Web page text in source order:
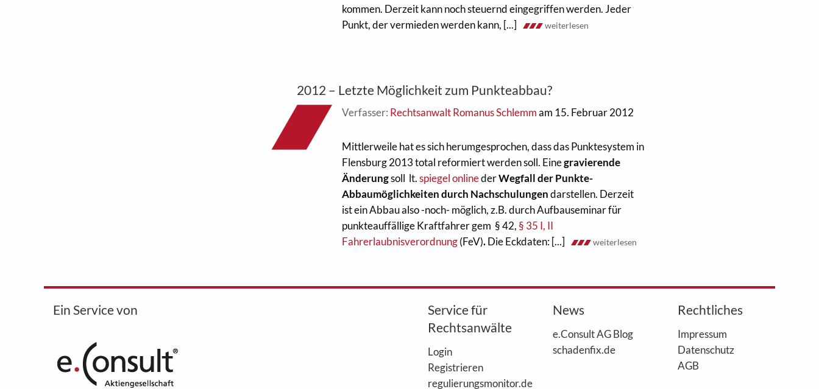
kommen. Derzeit kann noch steuernd eingegriffen werden. Jeder
Punkt, der vermieden werden kann, [...]
weiterlesen
2012 – Letzte Möglichkeit zum Punkteabbau?
Verfasser: Rechtsanwalt Romanus Schlemmam 15. Februar 2012
Mittlerweile hat es sich herumgesprochen, dass das Punktesystem in
Flensburg 2013 total reformiert werden soll. Einegravierende
Änderungsoll lt.spiegel onlinederWegfall der Punkte-
Abbaumöglichkeiten durch Nachschulungendarstellen. Derzeit
ist ein Abbau also -noch- möglich, z.B. durch Aufbauseminar für
punkteauffällige Kraftfahrer gem § 42, § 35 I, II
Fahrerlaubnisverordnung(FeV).Die Eckdaten: [...] weiterlesen
Ein Service von
Service für
Rechtsanwälte
Login
Registrieren
regulierungsmonitor.de
News
e.Consult AG Blog
schadenfix.de
Rechtliches
Impressum
Datenschutz
AGB